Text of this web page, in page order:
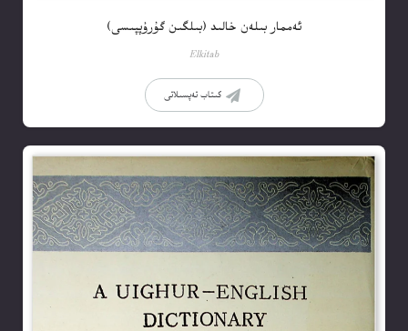
ئەممار بىلەن خالىد (بىلگىن گۇرۇپپىسى)
Elkitab
كىتاب تەپسىلاتى